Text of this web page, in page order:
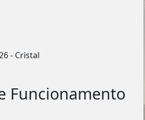
- Cristal
Funcionamento